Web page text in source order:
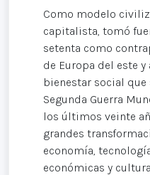
Como modelo
capitalista, tomó
setenta como
de Europa del este
bienestar social
Segunda Guerra
los últimos veinte
grandes
economía,
económicas y